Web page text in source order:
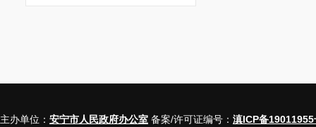
主办单位： 安宁市人民政府办公室 备案/许可证编号： 滇ICP备